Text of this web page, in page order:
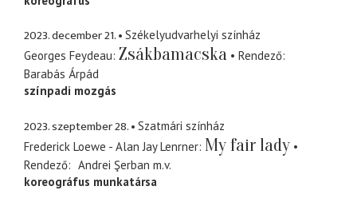
2023. december 21.
Székelyudvarhelyi színház
Georges Feydeau Zsákbamacska
Rendező
Barabás Árpád
színpadi mozgás
2023. szeptember 28.
Szatmári színház
Frederick Loewe - Alan Jay Lenrner My fair lady
Rendező Andrei Şerban m.v.
koreográfus munkatársa